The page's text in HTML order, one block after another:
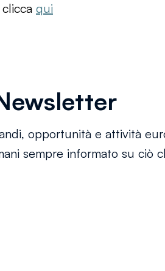
qui
opportunità e attività
sempre informato su ciò